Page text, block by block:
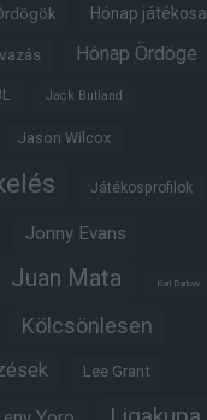
Hónap játékosa
Hónap Ördöge
Jack Butland
Jason Wilcox
Játékosprofilok
Jonny Evans
Juan Mata Karl Darlow
Kölcsönlesen
Lee Grant